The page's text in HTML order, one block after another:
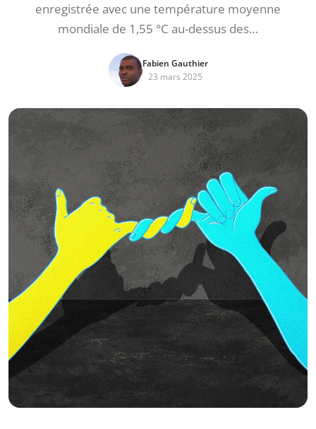
enregistrée avec une température moyenne
mondiale de 1,55 °C au-dessus des…
Fabien Gauthier
23 mars 2025